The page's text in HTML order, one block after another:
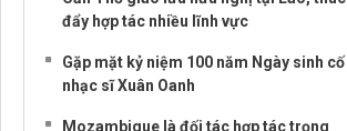
đẩy hợp tác nhiều lĩnh vực
Gặp mặt kỷ niệm 100 năm Ngày sinh cố
nhạc sĩ Xuân Oanh
Mozambique là đối tác hợp tác trọng